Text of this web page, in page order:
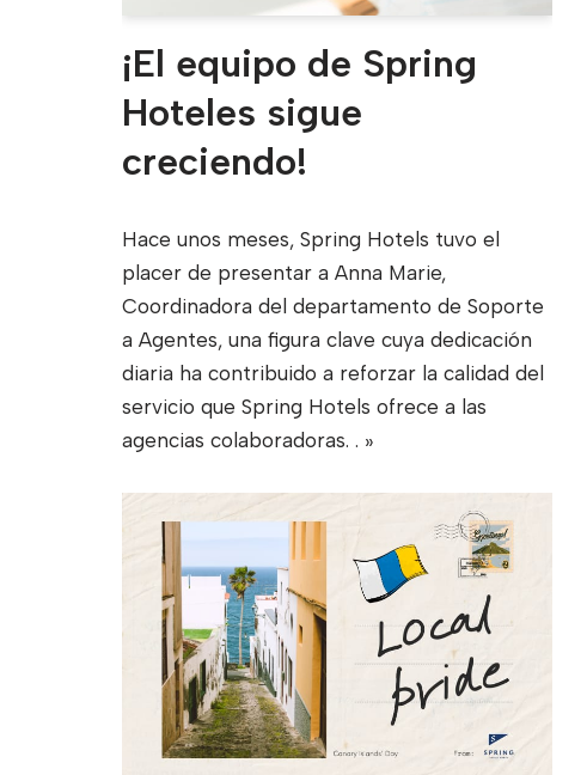
¡El equipo de Spring
Hoteles sigue
creciendo!
Hace unos meses, Spring Hotels tuvo el
placer de presentar a Anna Marie,
Coordinadora del departamento de Soporte
a Agentes, una figura clave cuya dedicación
diaria ha contribuido a reforzar la calidad del
servicio que Spring Hotels ofrece a las
agencias colaboradoras. . »